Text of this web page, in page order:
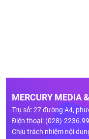
MERCURY MEDIA
Trụ sở: 27 đường A4,
Điện thoại: (028)-
Chịu trách nhiệm nội